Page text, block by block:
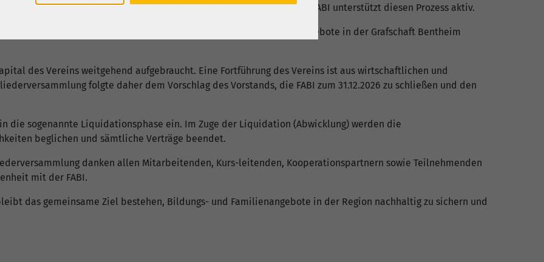
Kursformate der FABI auch künftig in der Region anzubieten. Die FABI unterstützt diesen Prozess aktiv.
Ostfriesland statt, die auch Interesse an der Fortführung einzelner Angebote in der Grafschaft Bentheim
des Vereins weitgehend aufgebraucht. Eine Fortführung des Vereins ist aus wirtschaftlichen und
folgte daher dem Vorschlag des Vorstands, die FABI zum 31.12.2026 zu schließen und den
die sogenannte Liquidationsphase ein. Im Zuge der Liquidation (Abwicklung) werden die
beglichen und sämtliche Verträge beendet.
danken allen Mitarbeitenden, Kurs-leitenden, Kooperationspartnern sowie Teilnehmenden
mit der FABI.
das gemeinsame Ziel bestehen, Bildungs- und Familienangebote in der Region nachhaltig zu sichern und